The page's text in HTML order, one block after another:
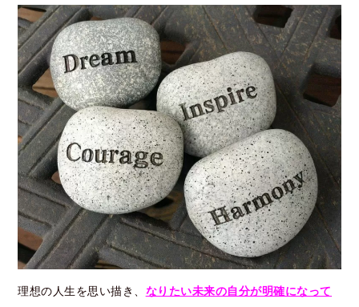
理想の人生を思い描き、 なりたい未来の自分が明確になって